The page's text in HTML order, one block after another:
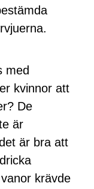
med
kvinnor att
De
är
är bra att
krävde